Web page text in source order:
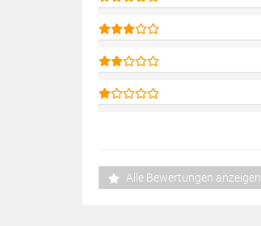
Alle Bewertungen anzeigen